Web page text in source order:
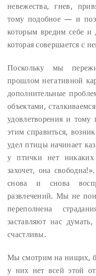
невежества, гнев,
тому подобное — и
которым вредим себе и
которая совершается с
Поскольку мы
прошлом негативной
дополнительные
объектами,
удовлетворения и
этим справиться,
удел птицы начинает
у птички нет
захочет, она
снова и снова
развлечений. Мы не
переполнена
заставляют нас
счастливы.
Мы смотрим на нищих,
у них нет всей этой